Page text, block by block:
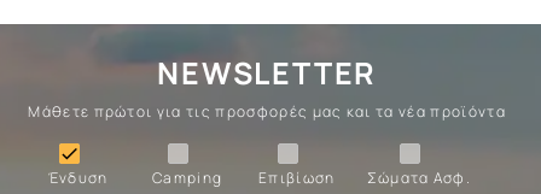
NEWSLETTER
Μάθετε πρώτοι για τις προσφορές μας και τα νέα προϊόντα
Σώματα Ασφ.
Επιβίωση
Camping
Ένδυση

Ένδυση